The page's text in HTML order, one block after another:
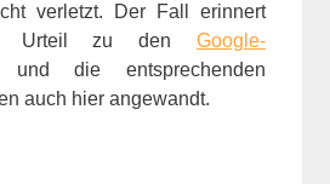
verletzt. Der Fall erinnert
Urteil zu den Google-
und die entsprechenden
auch hier angewandt.